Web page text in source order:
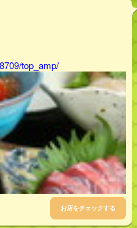
top_amp/
お店をチェックする